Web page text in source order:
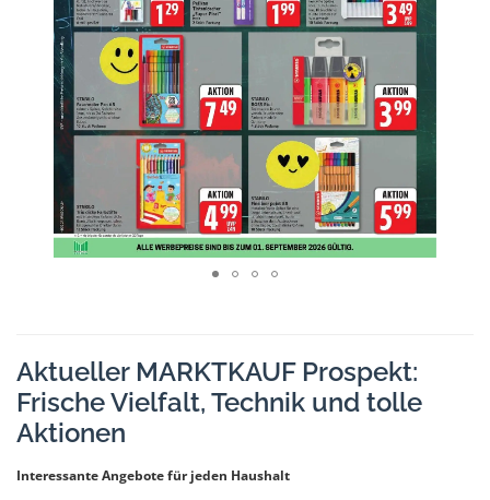
Aktueller MARKTKAUF Prospekt:
Frische Vielfalt, Technik und tolle
Aktionen
Interessante Angebote für jeden Haushalt